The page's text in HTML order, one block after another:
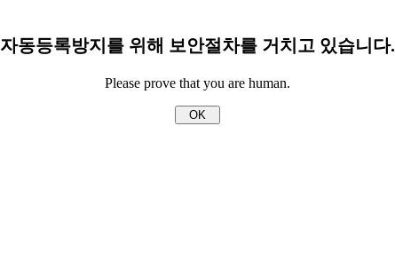
자동등록방지를 위해 보안절차를 거치고 있습니다.
Please prove that you are human.